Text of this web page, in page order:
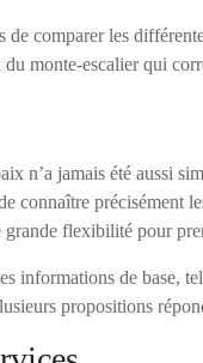
comparer les
monte-escalier qui
n’a jamais été aussi
connaître précisément
grande flexibilité pour
informations de base,
propositions